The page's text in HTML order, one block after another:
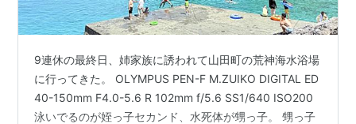
9連休の最終日、姉家族に誘われて山田町の荒神海水浴場
に行ってきた。 OLYMPUS PEN-F M.ZUIKO DIGITAL ED
40-150mm F4.0-5.6 R 102mm f/5.6 SS1/640 ISO200
泳いでるのが姪っ子セカンド、水死体が甥っ子。 甥っ子